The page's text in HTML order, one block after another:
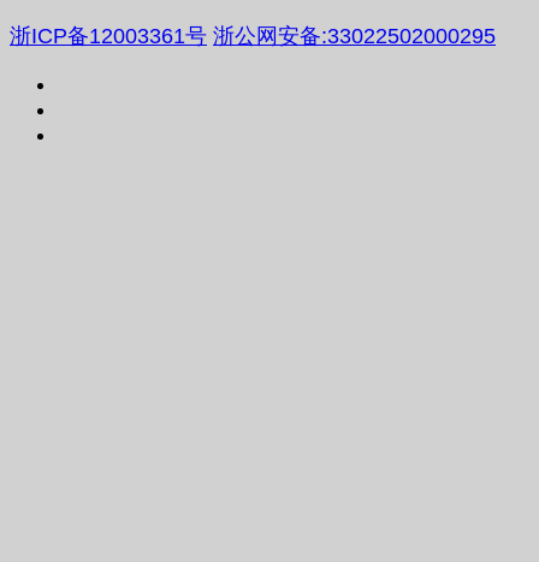
浙ICP备12003361号 浙公网安备:33022502000295